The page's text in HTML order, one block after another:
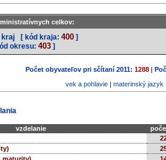
celkov:
[ kód kraja: 400 ]
okresu: 403 ]
Počet obyvateľov pri sčítaní 2011: 1288 |
vek a pohlavie| materinský jazyk
vzdelanie